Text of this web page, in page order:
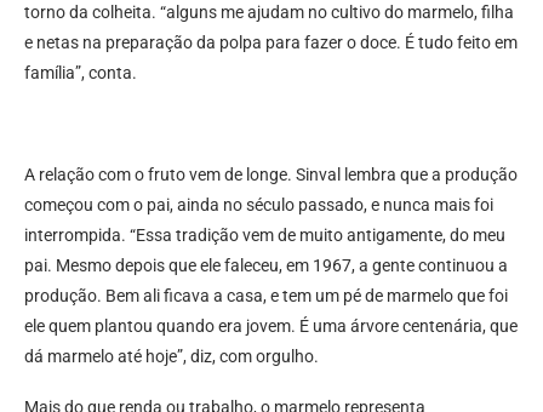
torno da colheita. “alguns me ajudam no cultivo do marmelo, filha
e netas na preparação da polpa para fazer o doce. É tudo feito em
família”, conta.
A relação com o fruto vem de longe. Sinval lembra que a produção
começou com o pai, ainda no século passado, e nunca mais foi
interrompida. “Essa tradição vem de muito antigamente, do meu
pai. Mesmo depois que ele faleceu, em 1967, a gente continuou a
produção. Bem ali ficava a casa, e tem um pé de marmelo que foi
ele quem plantou quando era jovem. É uma árvore centenária, que
dá marmelo até hoje”, diz, com orgulho.
Mais do que renda ou trabalho, o marmelo representa